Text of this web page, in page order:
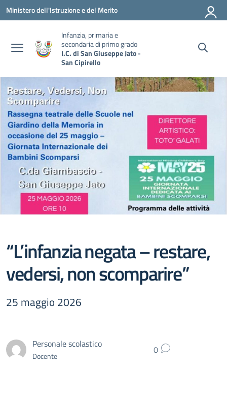
Vai ai contenuti
Vai al menu di navigazione
Vai al footer
Ministero dell'Istruzione e del Merito
Infanzia, primaria e
secondaria di primo grado
I.C. di San Giuseppe Jato -
San Cipirello
“L’infanzia negata – restare,
vedersi, non scomparire”
25 maggio 2026
Personale scolastico
Docente 0